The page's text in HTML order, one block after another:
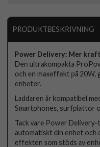
PRODUKTBESKRIVNING
Power Delivery: Mer
Den ultrakompakta
och en maxeffekt på 20W,
enheter.
Laddaren är kompatibel
Smartphones, surfplattor
Tack vare Power
automatiskt din enhet och
effekten som stöds av